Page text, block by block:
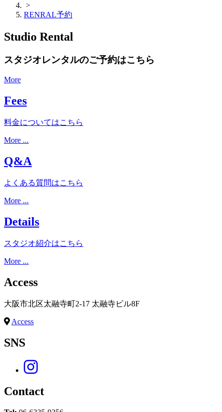
>
RENRAL予約
Studio Rental
スタジオレンタルのご予約はこちら
More
Fees
料金についてはこちら
More ...
Q&A
よくある質問はこちら
More ...
Details
スタジオ紹介はこちら
More ...
Access
大阪市北区太融寺町2-17 太融寺ビル8F
Access
SNS
Contact